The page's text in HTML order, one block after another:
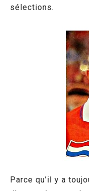
sélections.
Parce qu’il y a